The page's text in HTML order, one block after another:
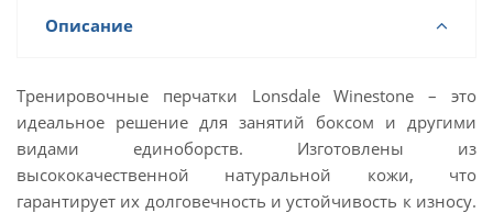
Описание
Тренировочные перчатки Lonsdale Winestone – это
идеальное решение для занятий боксом и другими
видами единоборств. Изготовлены из
высококачественной натуральной кожи, что
гарантирует их долговечность и устойчивость к износу.